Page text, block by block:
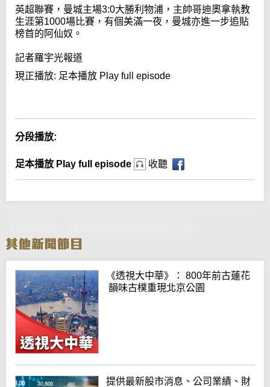
英超聯賽，曼城主場3:0大勝利物浦，主帥哥迪奧拿執教
生涯第1000場比賽，有個美滿一夜，曼城亦進一步追貼
榜首的阿仙奴。
記者羅宇光報道
現正播放: 足本播放 Play full episode
分段播放:
足本播放 Play full episode 收聽
《透視大中華》： 800年前古蓮花
韻味古樸重現北京公園
提供最新股市消息、公司業績、財